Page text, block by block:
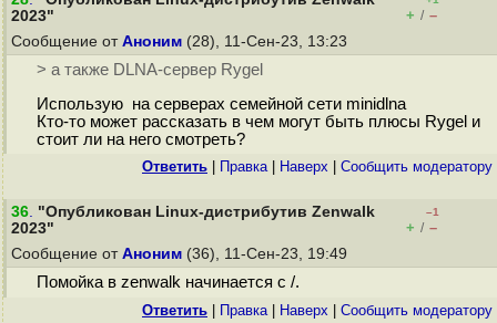
2023"
+ / –
Сообщение от Аноним (28), 11-Сен-23, 13:23
> а также DLNA-сервер Rygel
Использую на серверах семейной сети minidlna
Кто-то может рассказать в чем могут быть плюсы Rygel и
стоит ли на него смотреть?
Ответить Правка| Наверх Cообщить модератору
36. "Опубликован Linux-дистрибутив Zenwalk
2023"
–1
+ / –
Сообщение от Аноним (36), 11-Сен-23, 19:49
Помойка в zenwalk начинается с /.
Ответить Правка| Наверх Cообщить модератору